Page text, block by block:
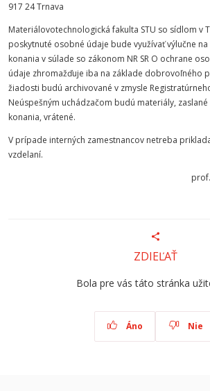
917 24 Trnava
Materiálovotechnologická fakulta STU so sídlom v
poskytnuté osobné údaje bude využívať výlučne
konania v súlade so zákonom NR SR O ochrane
údaje zhromažďuje iba na základe dobrovoľného
žiadosti budú archivované v zmysle
Neúspešným uchádzačom budú materiály,
konania, vrátené.
V prípade interných zamestnancov netreba
vzdelaní.
ZDIEĽAŤ
Bola pre vás táto stránka
Áno Nie